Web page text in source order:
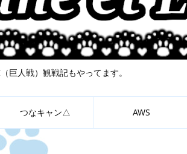
巨人戦）観戦記もやってます。
つなキャン△ AWS